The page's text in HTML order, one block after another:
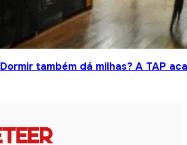
Dormir também dá milhas? A TAP